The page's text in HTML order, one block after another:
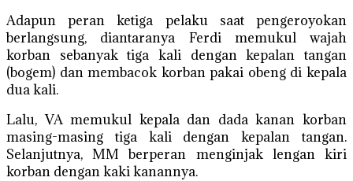
Adapun peran ketiga pelaku saat pengeroyokan
berlangsung, diantaranya Ferdi memukul wajah
korban sebanyak tiga kali dengan kepalan tangan
(bogem) dan membacok korban pakai obeng di kepala
dua kali.
Lalu, VA memukul kepala dan dada kanan korban
masing-masing tiga kali dengan kepalan tangan.
Selanjutnya, MM berperan menginjak lengan kiri
korban dengan kaki kanannya.